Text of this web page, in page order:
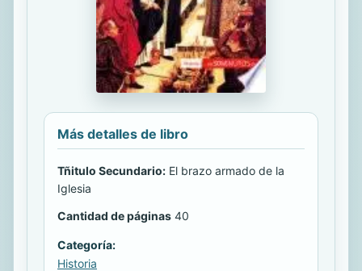
Más detalles de libro
Tñitulo Secundario: El brazo armado de la
Iglesia
Cantidad de páginas 40
Categoría:
Historia